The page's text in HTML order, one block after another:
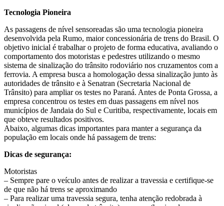
Tecnologia Pioneira
As passagens de nível sensoreadas são uma tecnologia pioneira
desenvolvida pela Rumo, maior concessionária de trens do Brasil. O
objetivo inicial é trabalhar o projeto de forma educativa, avaliando o
comportamento dos motoristas e pedestres utilizando o mesmo
sistema de sinalização do trânsito rodoviário nos cruzamentos com a
ferrovia. A empresa busca a homologação dessa sinalização junto às
autoridades de trânsito e à Senatran (Secretaria Nacional de
Trânsito) para ampliar os testes no Paraná. Antes de Ponta Grossa, a
empresa concentrou os testes em duas passagens em nível nos
municípios de Jandaia do Sul e Curitiba, respectivamente, locais em
que obteve resultados positivos.
Abaixo, algumas dicas importantes para manter a segurança da
população em locais onde há passagem de trens:
Dicas de segurança:
Motoristas
– Sempre pare o veículo antes de realizar a travessia e certifique-se
de que não há trens se aproximando
– Para realizar uma travessia segura, tenha atenção redobrada à